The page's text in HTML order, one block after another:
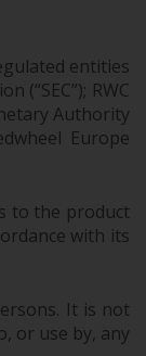
Fonds
oder
KID) sind
Aktien
Sitz
entities
(“SEC”); RWC
Authority
Europe
to the product
with its
It is not
or use by, any